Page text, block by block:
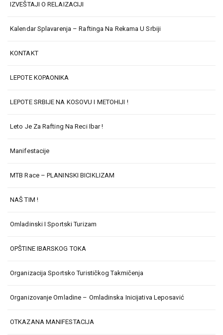
IZVEŠTAJI O RELAIZACIJI
Kalendar Splavarenja – Raftinga Na Rekama U Srbiji
KONTAKT
LEPOTE KOPAONIKA
LEPOTE SRBIJE NA KOSOVU I METOHIJI !
Leto Je Za Rafting Na Reci Ibar !
Manifestacije
MTB Race – PLANINSKI BICIKLIZAM
NAŠ TIM !
Omladinski I Sportski Turizam
OPŠTINE IBARSKOG TOKA
Organizacija Sportsko Turističkog Takmičenja
Organizovanje Omladine – Omladinska Inicijativa Leposavić
OTKAZANA MANIFESTACIJA